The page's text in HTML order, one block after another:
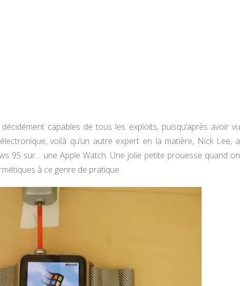
capables de tous les exploits, puisqu’après avoir vu
voilà qu’un autre expert en la matière, Nick Lee, a
95 sur… une Apple Watch. Une jolie petite prouesse quand on
à ce genre de pratique.